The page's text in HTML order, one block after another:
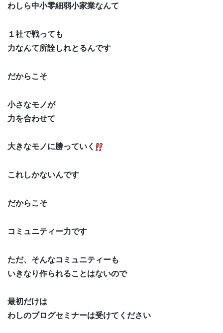
わしら中小零細弱小家業なんて
１社で戦っても
力なんて所詮しれとるんです
だからこそ
小さなモノが
力を合わせて
大きなモノに勝っていく
これしかないんです
だからこそ
コミュニティー力です
ただ、そんなコミュニティーも
いきなり作られることはないので
最初だけは
わしのブログセミナーは受けてください